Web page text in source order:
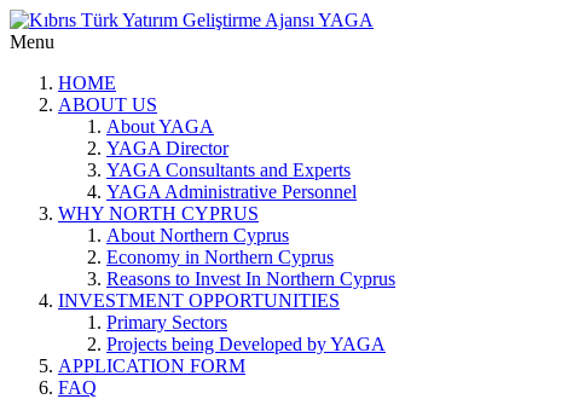
Menu
HOME
ABOUT US
About YAGA
YAGA Director
YAGA Consultants and Experts
YAGA Administrative Personnel
WHY NORTH CYPRUS
About Northern Cyprus
Economy in Northern Cyprus
Reasons to Invest In Northern Cyprus
INVESTMENT OPPORTUNITIES
Primary Sectors
Projects being Developed by YAGA
APPLICATION FORM
FAQ